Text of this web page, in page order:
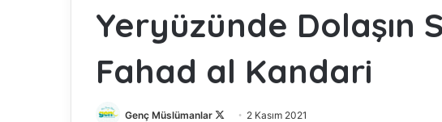
Yeryüzünde Dolaşın
Fahad al Kandari
Genç Müslümanlar 2 Kasım 2021